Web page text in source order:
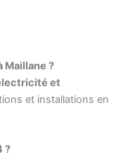
Maillane ?
et
et installations en
?